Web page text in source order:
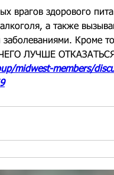
врагов здорового
а также
Кроме
ЧЕГО ЛУЧШЕ
midwest-members/